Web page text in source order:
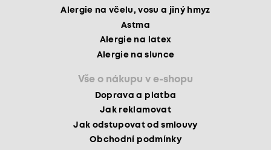
Alergie na včelu, vosu a jiný hmyz
Astma
Alergie na latex
Alergie na slunce
Vše o nákupu v e-shopu
Doprava a platba
Jak reklamovat
Jak odstupovat od smlouvy
Obchodní podmínky